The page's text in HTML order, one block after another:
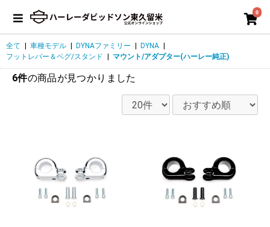
0
全て 車種モデル DYNAファミリー DYNA
フットレバー＆ペグ/スタンド
マウント/アダプター(ハーレー純正)
6件の商品が見つかりました